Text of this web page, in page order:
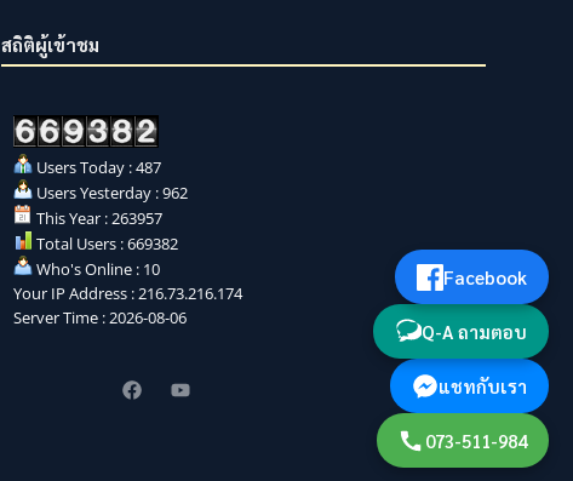
สถิติผู้เข้าชม
Users Today : 487
Users Yesterday : 962
This Year : 263957
Total Users : 669382
Who's Online : 10
Your IP Address : 216.73.216.174
Server Time : 2026-08-06
073-511-984
แชทกับเรา
Q-A ถามตอบ
Facebook